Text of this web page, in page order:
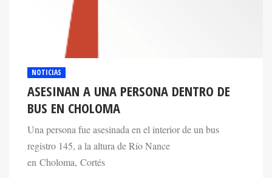
NOTICIAS
ASESINAN A UNA PERSONA DENTRO DE
BUS EN CHOLOMA
Una persona fue asesinada en el interior de un bus
registro 145, a la altura de Río Nance
en Choloma, Cortés